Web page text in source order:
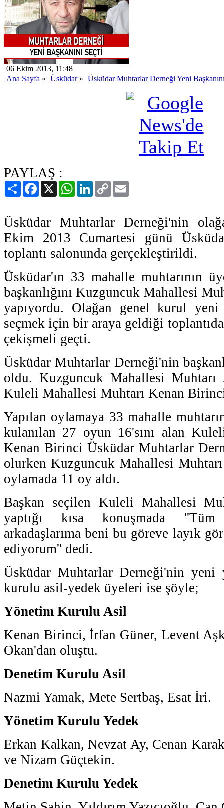
06 Ekim 2013, 11:48
Ana Sayfa » Üsküdar» Üsküdar Muhtarlar Derneği Yeni
PAYLAŞ :
PaylaşFacebook
X WhatsAppLinkedIn
Copy
Link
Üsküdar Muhtarlar Derneği'nin
Ekim 2013 Cumartesi günü
toplantı salonunda gerçekleştirildi.
Üsküdar'ın 33 mahalle muhtarının
başkanlığını Kuzguncuk Mahallesi
yapıyordu. Olağan genel kurul yeni
seçmek için bir araya geldiği toplantıda
çekişmeli geçti.
Üsküdar Muhtarlar Derneği'nin
oldu. Kuzguncuk Mahallesi
Kuleli Mahallesi Muhtarı Kenan
Yapılan oylamaya 33 mahalle
kulanılan 27 oyun 16'sını alan
Kenan Birinci Üsküdar Muhtarlar
olurken Kuzguncuk Mahallesi
oylamada 11 oy aldı.
Başkan seçilen Kuleli Mahallesi
yaptığı kısa konuşmada
arkadaşlarıma beni bu göreve layık
ediyorum'' dedi.
Üsküdar Muhtarlar Derneği'nin yeni
kurulu asil-yedek üyeleri ise şöyle;
Yönetim Kurulu Asil
Kenan Birinci, İrfan Güner, Levent
Okan'dan oluştu.
Denetim Kurulu Asil
Nazmi Yamak, Mete Sertbaş, Esat İri.
Yönetim Kurulu Yedek
Erkan Kalkan, Nevzat Ay, Cenan
ve Nizam Güçtekin.
Denetim Kurulu Yedek